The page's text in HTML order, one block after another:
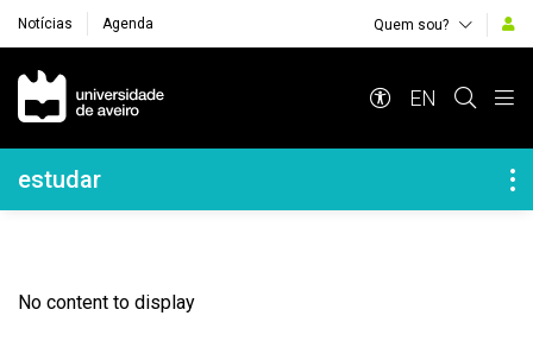
Notícias Agenda Quem sou?
Navegação Principal
EN
Navegação Lateral
estudar
No content to display